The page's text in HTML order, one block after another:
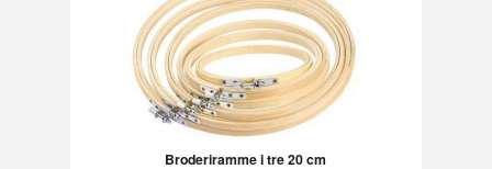
Broderiramme i tre 20 cm